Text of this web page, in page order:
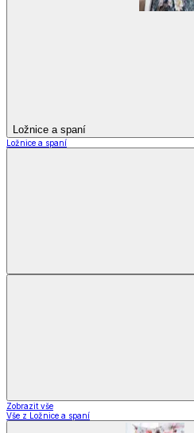
Ložnice a spaní
Ložnice a spaní
Zobrazit vše
Vše z Ložnice a spaní